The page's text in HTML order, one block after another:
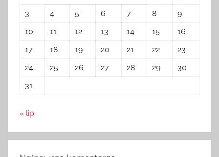
3
4 5 6 7 8
9
10
11 12 13 14 15
16
17
18 19 20 21 22
23
24
25 26 27 28 29
30
31
« lip